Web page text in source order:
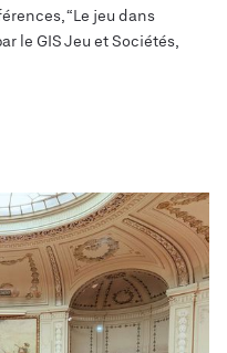
“Le jeu dans
le GIS Jeu et Sociétés,